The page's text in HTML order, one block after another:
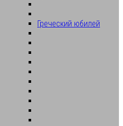
Греческий юбилей